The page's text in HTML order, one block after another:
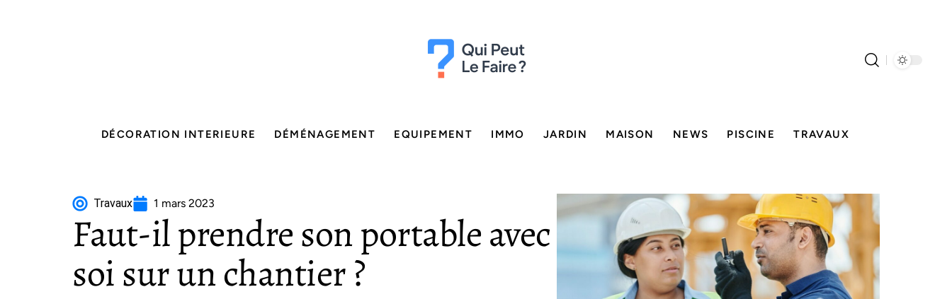
DÉCORATION INTERIEURE DÉMÉNAGEMENT EQUIPEMENT IMMO JARDIN MAISON NEWS PISCINE TRAVAUX
Travaux 1 mars 2023
Faut-il prendre son portable avec
soi sur un chantier ?